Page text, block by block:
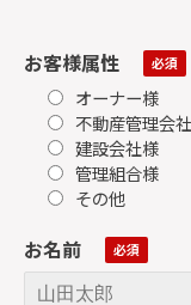
お客様属性
オーナー様
不動産管理会
建設会社様
管理組合様
その他
お名前